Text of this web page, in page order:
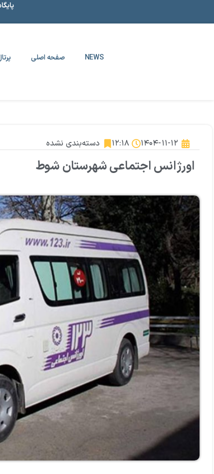
NEWS صفحه اصلی
۱۴۰۴-۱۱-۱۲ ۱۲:۱۸ دسته‌بندی نشده
اورژانس اجتماعی شهرستان شوط